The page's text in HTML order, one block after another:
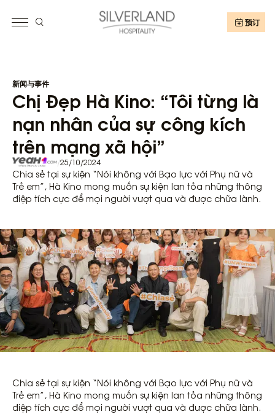
预订
新闻与事件
Chị Đẹp Hà Kino: “Tôi từng là
nạn nhân của sự công kích
trên mạng xã hội”
/25/10/2024
Chia sẻ tại sự kiện “Nói không với Bạo lực với Phụ nữ và
Trẻ em”, Hà Kino mong muốn sự kiện lan tỏa những thông
điệp tích cực để mọi người vượt qua và được chữa lành.
Chia sẻ tại sự kiện “Nói không với Bạo lực với Phụ nữ và
Trẻ em”, Hà Kino mong muốn sự kiện lan tỏa những thông
điệp tích cực để mọi người vượt qua và được chữa lành.